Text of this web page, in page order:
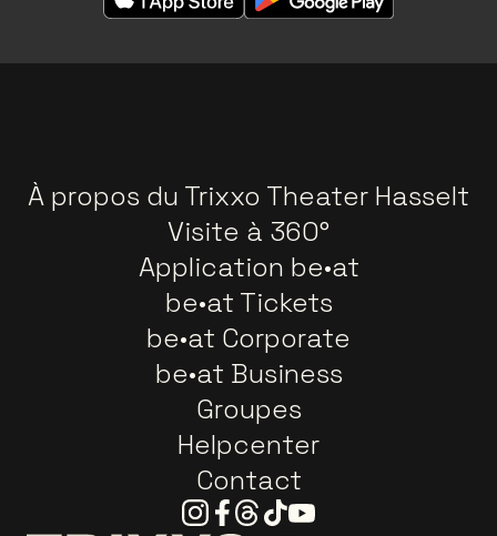
À propos du Trixxo Theater Hasselt
Visite à 360°
Application be•at
be•at Tickets
be•at Corporate
be•at Business
Groupes
Helpcenter
Contact
Instagram
Facebook
Threads
TiktokYoutube